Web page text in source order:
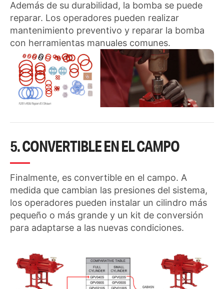
Además de su durabilidad, la bomba se puede
reparar. Los operadores pueden realizar
mantenimiento preventivo y reparar la bomba
con herramientas manuales comunes.
5. CONVERTIBLE EN EL CAMPO
Finalmente, es convertible en el campo. A
medida que cambian las presiones del sistema,
los operadores pueden instalar un cilindro más
pequeño o más grande y un kit de conversión
para adaptarse a las nuevas condiciones.